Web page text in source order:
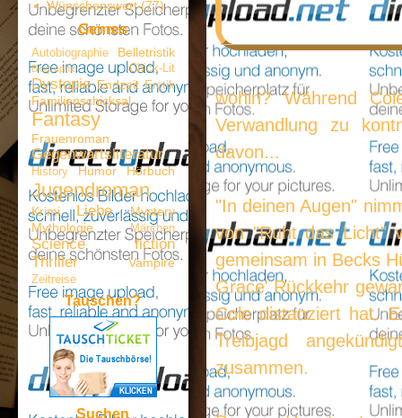
wohin? Während
Verwandlung zu
davon...
"In deinen Augen"
von "Ruht das Licht"
gemeinsam in Becks
Grace' Rückkehr
Cole distanziert hat.
Treibjagd
zusammen.
Wünschenswert (77)
Genres
Autobiographie Belletristik
Biographie Chick-Lit
Dystopie Endzeit Erotik
Familienschicksal
Fantasy
Frauenroman
Gegenwartsliteratur
History Humor Hörbuch
Jugendroman
Krimi Liebe
Mystery
Mythologie
Märchen
Science fiction
Thriller
Vampire
Zeitreise
Tauschen?
Suchen